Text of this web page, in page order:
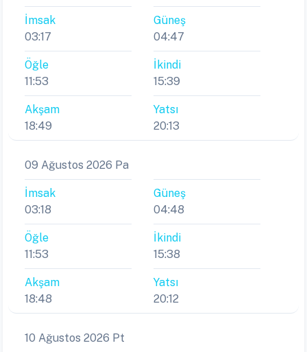
İmsak
03:17
Güneş
04:47
Öğle
11:53
İkindi
15:39
Akşam
18:49
Yatsı
20:13
09 Ağustos 2026 Pa
İmsak
03:18
Güneş
04:48
Öğle
11:53
İkindi
15:38
Akşam
18:48
Yatsı
20:12
10 Ağustos 2026 Pt